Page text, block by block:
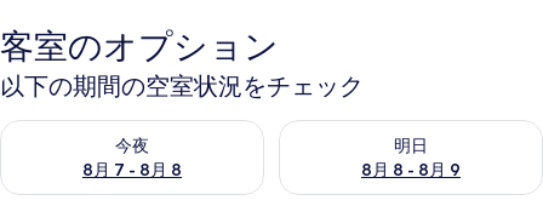
客室のオプション
以下の期間の空室状況をチェック
今夜
8月 7 - 8月 8
今夜 8月 7 - 8月 8 の空室状況をチェック
明日
8月 8 - 8月 9
明日 8月 8 - 8月 9 の空室状況